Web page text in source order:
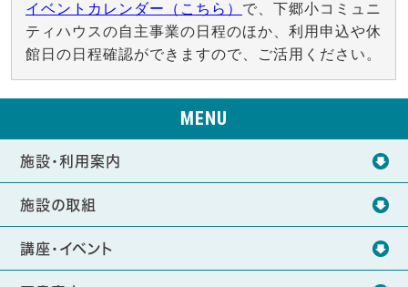
イベントカレンダー（こちら） で、下郷小コミュニ
ティハウスの自主事業の日程のほか、利用申込や休
館日の日程確認ができますので、ご活用ください。
MENU
施設・利用案内
施設の取組
講座・イベント